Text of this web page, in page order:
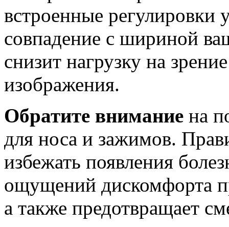
встроенные регулировки
совпадение с шириной
снизит нагрузку на
изображения.
Обратите внимание на
для носа и зажимов.
избежать появления
ощущений дискомфорта
а также предотвращает